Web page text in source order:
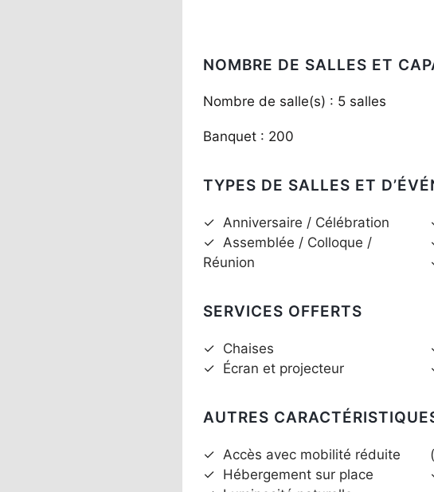
NOMBRE DE SALLES ET
Nombre de salle(s) : 5 salles
Banquet : 200
TYPES DE SALLES ET
✓ Anniversaire / Célébration
✓ Assemblée / Colloque /
Réunion
SERVICES OFFERTS
✓ Chaises
✓ Écran et projecteur
AUTRES
✓ Accès avec mobilité réduite
✓ Hébergement sur place